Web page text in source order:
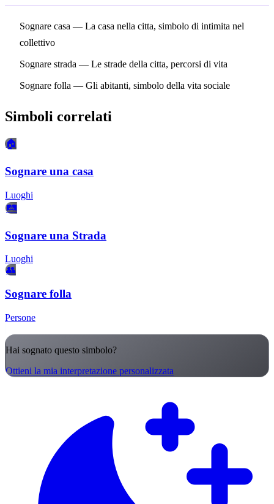
Sognare casa — La casa nella citta, simbolo di intimita nel
collettivo
Sognare strada — Le strade della citta, percorsi di vita
Sognare folla — Gli abitanti, simbolo della vita sociale
Simboli correlati
🏠
Sognare una casa
Luoghi
🛤️
Sognare una Strada
Luoghi
👥
Sognare folla
Persone
Hai sognato questo simbolo?
Ottieni la mia interpretazione personalizzata